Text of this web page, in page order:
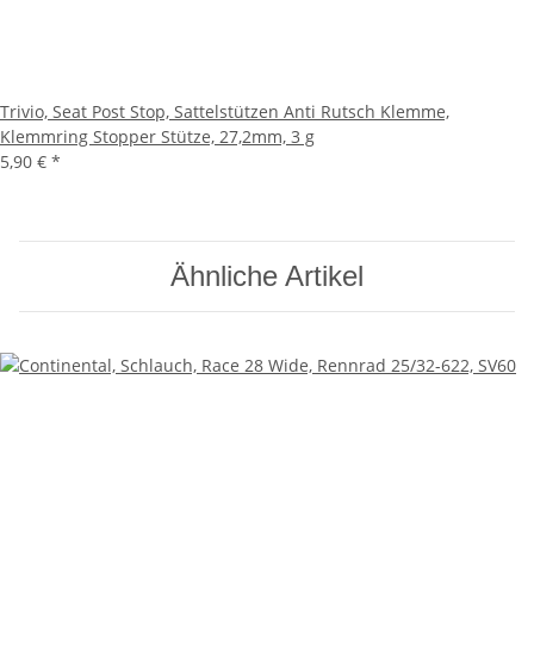
Trivio, Seat Post Stop, Sattelstützen Anti Rutsch Klemme,
Klemmring Stopper Stütze, 27,2mm, 3 g
5,90 € *
Ähnliche Artikel